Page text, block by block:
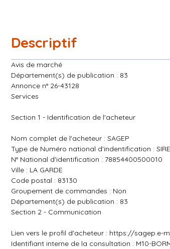
Descriptif
Avis de marché
Département(s) de publication : 83
Annonce n° 26-43128
Services
Section 1 - Identification de l'acheteur
Nom complet de l'acheteur : SAGEP
Type de Numéro national d'indentification :
N° National d'identification : 78854400500010
Ville : LA GARDE
Code postal : 83130
Groupement de commandes : Non
Département(s) de publication : 83
Section 2 - Communication
Lien vers le profil d'acheteur : https://sagep.e-
Identifiant interne de la consultation : M10-